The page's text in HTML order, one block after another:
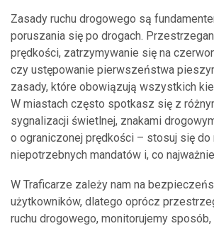
Zasady ruchu drogowego są
poruszania się po drogach.
prędkości, zatrzymywanie się na
czy ustępowanie pierwszeństwa
zasady, które obowiązują wszystkich
W miastach często spotkasz się z
sygnalizacji świetlnej, znakami
o ograniczonej prędkości – stosuj się do
niepotrzebnych mandatów i, co
W Traficarze zależy nam na
użytkowników, dlatego oprócz
ruchu drogowego, monitorujemy